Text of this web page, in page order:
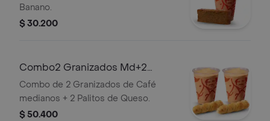
Banano.
$ 30.200
Combo2 Granizados Md+2
Palitosde Queso
Combo de 2 Granizados de Café
medianos + 2 Palitos de Queso.
$ 50.400